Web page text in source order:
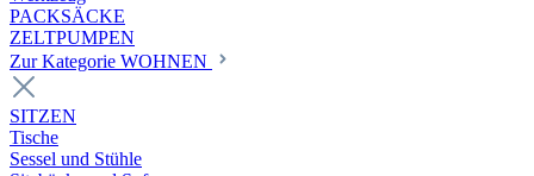
PACKSÄCKE
ZELTPUMPEN
Zur Kategorie WOHNEN
SITZEN
Tische
Sessel und Stühle